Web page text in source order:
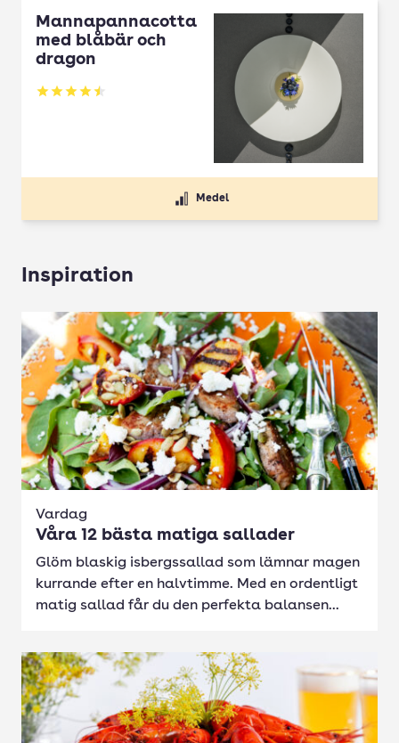
Mannapannacotta
med blåbär och
dragon
Betyg: 4.5 av 5
Medel
Inspiration
Vardag
Våra 12 bästa matiga sallader
Glöm blaskig isbergssallad som lämnar magen
kurrande efter en halvtimme. Med en ordentligt
matig sallad får du den perfekta balansen...